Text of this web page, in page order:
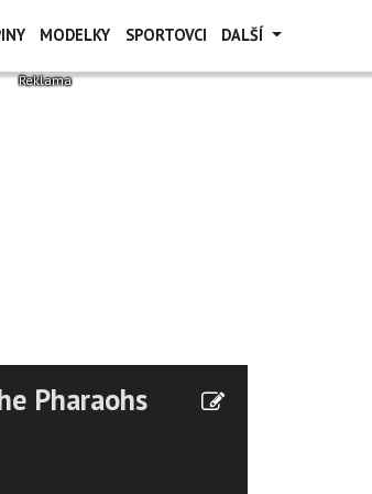
MODELKY SPORTOVCI DALŠÍ
Pharaohs